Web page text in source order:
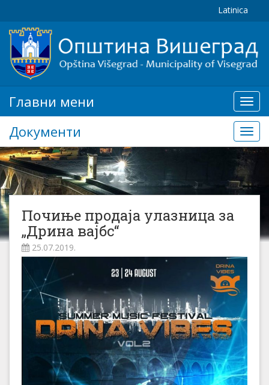
Latinica
мени
Главни мени
Документи
Почиње продаја улазница за
„Дрина вајбс“
25.07.2019.